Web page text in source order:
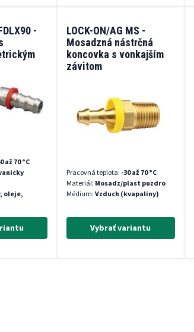
-
až 70 °C
oleje,
LOCK-ON/AG MS -
Mosadzná nástrčná
koncovka s vonkajším
závitom
Pracovná teplota: -30 až 70 °C
Materiál: Mosadz/plast puzdro
Médium: Vzduch (kvapaliny)
Vybrať variantu